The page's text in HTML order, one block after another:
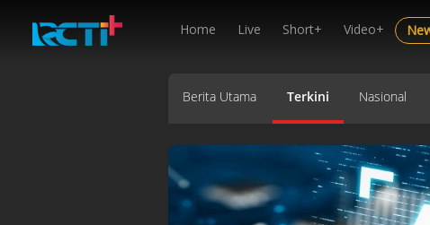
Home Live Short+ Video+
Berita Utama Terkini Nasional